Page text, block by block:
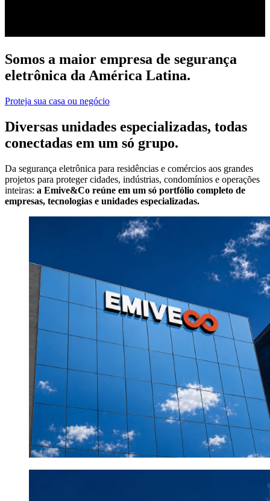
Somos a maior empresa de segurança
eletrônica da América Latina.
Proteja sua casa ou negócio
Diversas unidades especializadas, todas
conectadas em um só grupo.
Da segurança eletrônica para residências e comércios aos grandes
projetos para proteger cidades, indústrias, condomínios e operações
inteiras: a Emive&Co reúne em um só portfólio completo de
empresas, tecnologias e unidades especializadas.